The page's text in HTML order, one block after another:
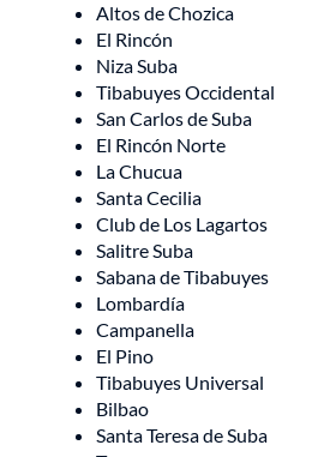
Altos de Chozica
El Rincón
Niza Suba
Tibabuyes Occidental
San Carlos de Suba
El Rincón Norte
La Chucua
Santa Cecilia
Club de Los Lagartos
Salitre Suba
Sabana de Tibabuyes
Lombardía
Campanella
El Pino
Tibabuyes Universal
Bilbao
Santa Teresa de Suba